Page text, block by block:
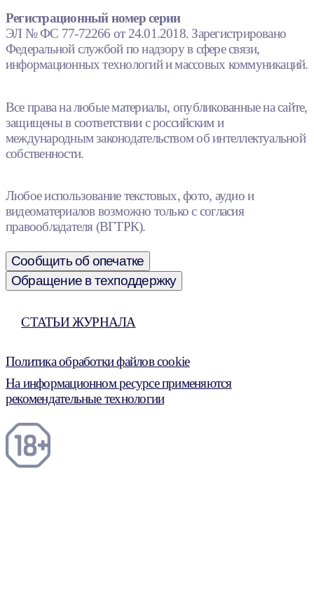
Регистрационный номер серии
ЭЛ № ФС 77-72266 от 24.01.2018. Зарегистрировано
Федеральной службой по надзору в сфере связи,
информационных технологий и массовых коммуникаций.
Все права на любые материалы, опубликованные на сайте,
защищены в соответствии с российским и
международным законодательством об интеллектуальной
собственности.
Любое использование текстовых, фото, аудио и
видеоматериалов возможно только с согласия
правообладателя (ВГТРК).
Сообщить об опечатке
Обращение в техподдержку
СТАТЬИ ЖУРНАЛА
Политика обработки файлов cookie
На информационном ресурсе применяются
рекомендательные технологии